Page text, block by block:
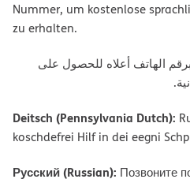
Nummer, um kostenlose
zu erhalten.
اﻟﮭﺎﺗﻒ أﻋﻼه ﻟﻠﺤﺼﻮل ﻋﻠﻰ
Deitsch (Pennsylvania Dutch):
koschdefrei Hilf in dei eegni
Русский (Russian): Позвоните